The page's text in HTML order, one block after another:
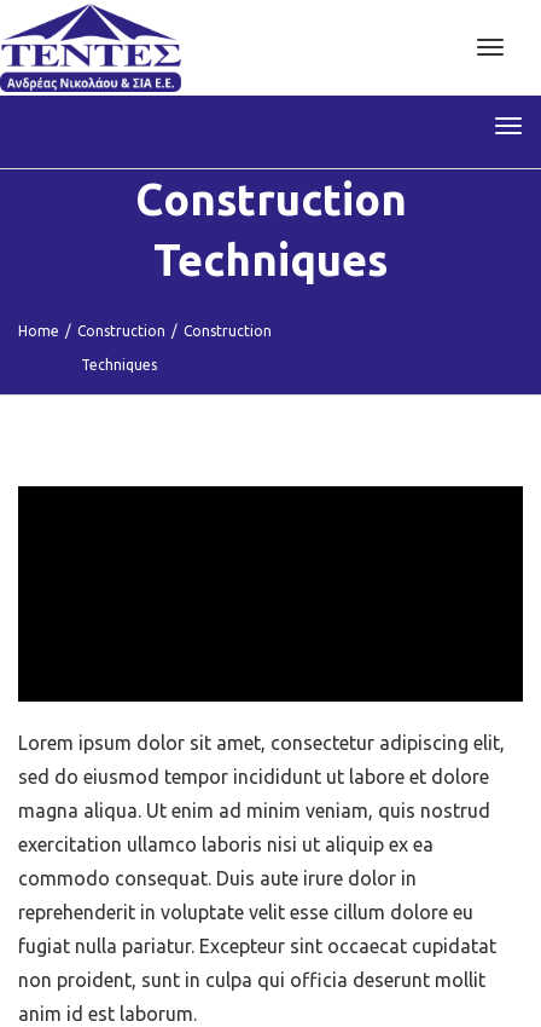
Construction
Techniques
Home / Construction / Construction
Techniques
Lorem ipsum dolor sit amet, consectetur adipiscing elit,
sed do eiusmod tempor incididunt ut labore et dolore
magna aliqua. Ut enim ad minim veniam, quis nostrud
exercitation ullamco laboris nisi ut aliquip ex ea
commodo consequat. Duis aute irure dolor in
reprehenderit in voluptate velit esse cillum dolore eu
fugiat nulla pariatur. Excepteur sint occaecat cupidatat
non proident, sunt in culpa qui officia deserunt mollit
anim id est laborum.